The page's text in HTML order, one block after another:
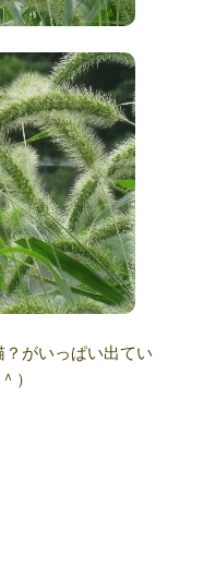
？がいっぱい出てい
）